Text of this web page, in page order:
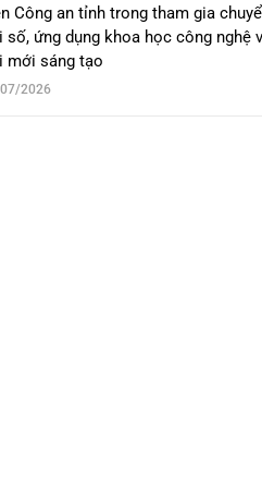
Công an tỉnh trong tham gia
số, ứng dụng khoa học công nghệ
mới sáng tạo
2026